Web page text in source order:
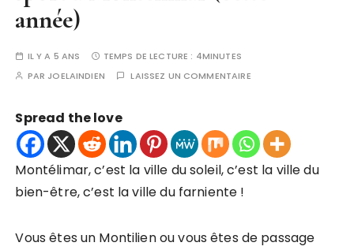
année)
IL Y A 5 ANS TEMPS DE LECTURE : 4MINUTES
PAR JOELAINDIEN LAISSEZ UN COMMENTAIRE
Spread the love
Montélimar, c’est la ville du soleil, c’est la ville du
bien-être, c’est la ville du farniente !
Vous êtes un Montilien ou vous êtes de passage